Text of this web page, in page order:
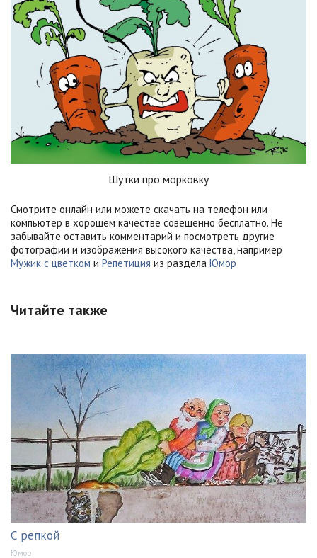
Шутки про морковку
Смотрите онлайн или можете скачать на телефон или
компьютер в хорошем качестве совешенно бесплатно. Не
забывайте оставить комментарий и посмотреть другие
фотографии и изображения высокого качества, например
Мужик с цветком и Репетиция из раздела Юмор
Читайте также
С репкой
Юмор